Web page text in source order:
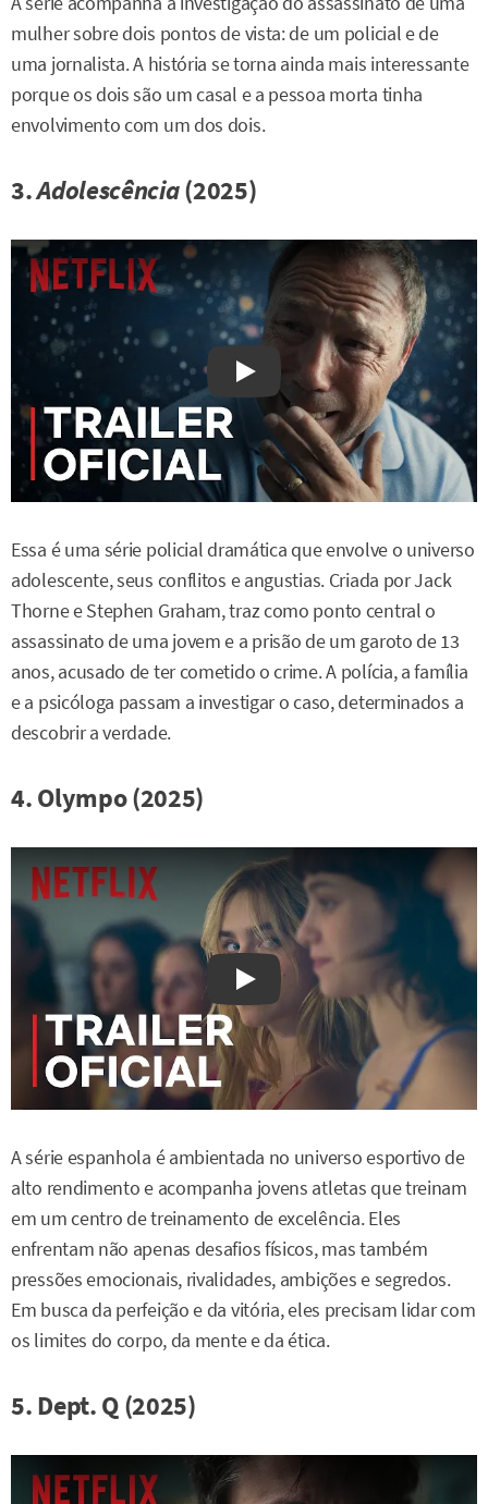
mulher sobre dois pontos de vista: de um policial e de
uma jornalista. A história se torna ainda mais interessante
porque os dois são um casal e a pessoa morta tinha
envolvimento com um dos dois.
3.Adolescência(2025)
Watch on YouTube
Essa é uma série policial dramática que envolve o universo
adolescente, seus conflitos e angustias. Criada por Jack
Thorne e Stephen Graham, traz como ponto central o
assassinato de uma jovem e a prisão de um garoto de 13
anos, acusado de ter cometido o crime. A polícia, a família
e a psicóloga passam a investigar o caso, determinados a
descobrir a verdade.
4. Olympo (2025)
Watch on YouTube
A série espanhola é ambientada no universo esportivo de
alto rendimento e acompanha jovens atletas que treinam
em um centro de treinamento de excelência. Eles
enfrentam não apenas desafios físicos, mas também
pressões emocionais, rivalidades, ambições e segredos.
Em busca da perfeição e da vitória, eles precisam lidar com
os limites do corpo, da mente e da ética.
5. Dept. Q (2025)